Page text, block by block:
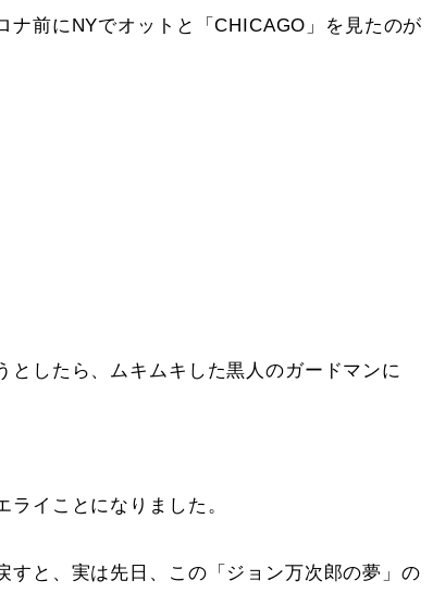
ナ前にNYでオットと「CHICAGO」を見たのが
としたら、ムキムキした黒人のガードマンに
イことになりました。
すと、実は先日、この「ジョン万次郎の夢」の